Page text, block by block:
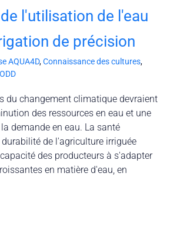
l'utilisation de l'eau
de précision
AQUA4D,Connaissance des cultures,
ODD
du changement climatique devraient
des ressources en eau et une
demande en eau. La santé
de l'agriculture irriguée
des producteurs à s'adapter
en matière d'eau, en